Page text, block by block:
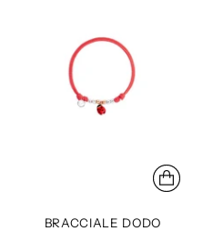
BRACCIALE DODO